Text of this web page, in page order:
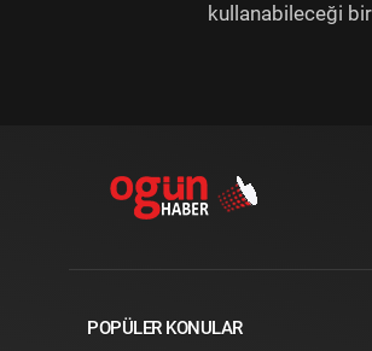
kullanabileceği
POPÜLER KONULAR